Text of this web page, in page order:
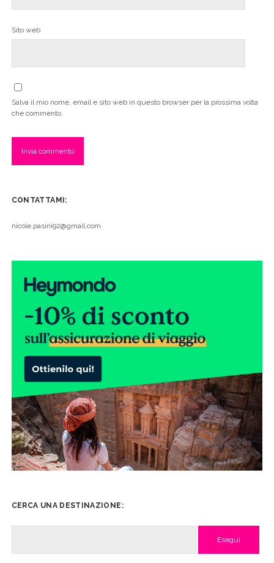
Sito web
Salva il mio nome, email e sito web in questo browser per la prossima volta
che commento.
CONTATTAMI:
nicole.pasini92@gmail.com
CERCA UNA DESTINAZIONE: